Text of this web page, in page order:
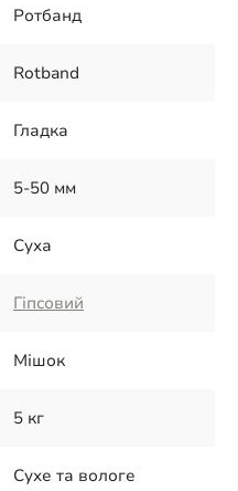
Ротбанд
Rotband
Гладка
5-50 мм
Суха
Гіпсовий
Мішок
5 кг
Сухе та вологе